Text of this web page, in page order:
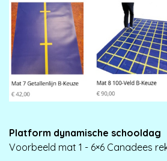
Platform dynamische schooldag
Voorbeeld mat 1 - 6×6 Canadees